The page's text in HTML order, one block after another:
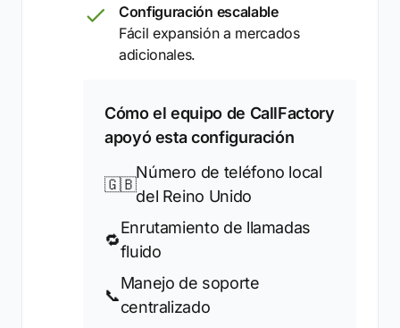
Configuración escalable
Fácil expansión a mercados
adicionales.
Cómo el equipo de CallFactory
apoyó esta configuración
🇬🇧
Número de teléfono local
del Reino Unido
🔁
Enrutamiento de llamadas
fluido
📞
Manejo de soporte
centralizado